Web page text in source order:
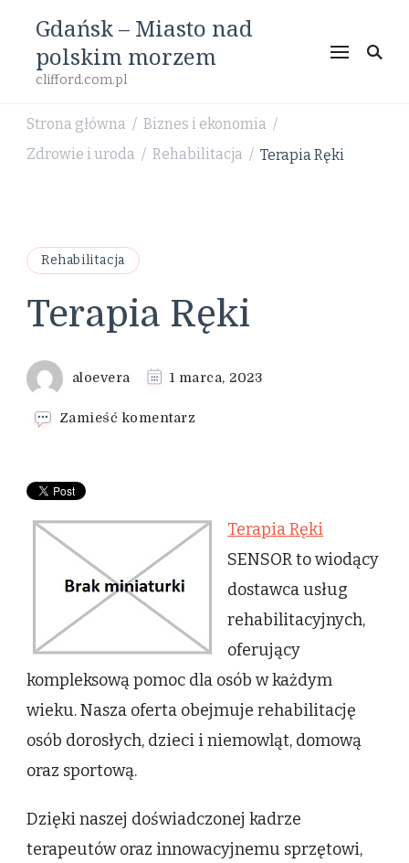
Gdańsk – Miasto nad
polskim morzem
clifford.com.pl
Strona główna / Biznes i ekonomia /
Zdrowie i uroda / Rehabilitacja / Terapia Ręki
Rehabilitacja
Terapia Ręki
aloevera 1 marca, 2023
Zamieść komentarz
Terapia Ręki
SENSOR to wiodący
dostawca usług
rehabilitacyjnych,
oferujący
kompleksową pomoc dla osób w każdym
wieku. Nasza oferta obejmuje rehabilitację
osób dorosłych, dzieci i niemowląt, domową
oraz sportową.
Dzięki naszej doświadczonej kadrze
terapeutów oraz innowacyjnemu sprzętowi,